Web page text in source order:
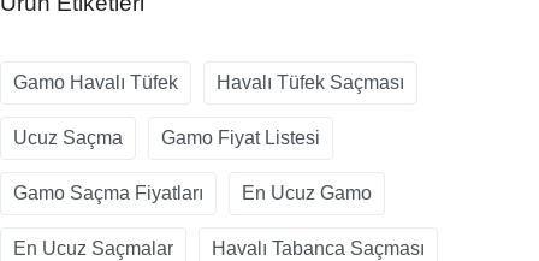
Gamo Havalı Tüfek Havalı Tüfek Saçması
Ucuz Saçma Gamo Fiyat Listesi
Gamo Saçma Fiyatları En Ucuz Gamo
En Ucuz Saçmalar Havalı Tabanca Saçması